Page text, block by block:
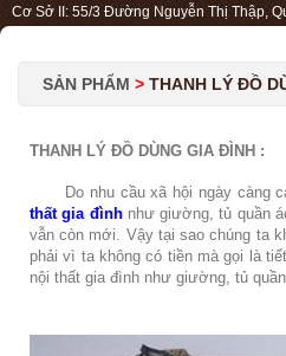
Cơ Sở II: 55/3 Đường Nguyễn Thị Thập,
SẢN PHẨM > THANH LÝ ĐỒ
THANH LÝ ĐỒ DÙNG GIA ĐÌNH :
Do nhu cầu xã hội ngày càng
thất gia đìnhnhư giường, tủ quần
vẫn còn mới. Vậy tại sao chúng ta
phải vì ta không có tiền mà gọi là
nội thất gia đình như giường, tủ